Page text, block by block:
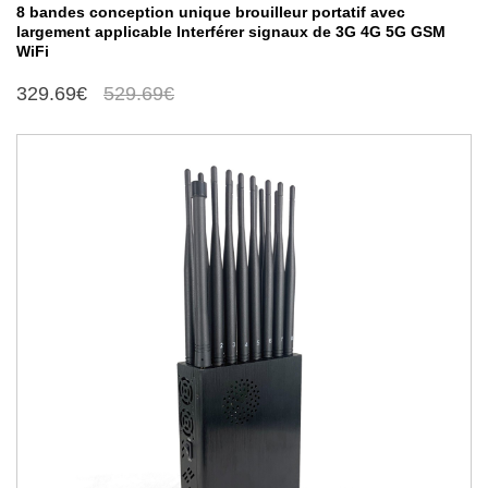
8 bandes conception unique brouilleur portatif avec
largement applicable Interférer signaux de 3G 4G 5G GSM
WiFi
329.69€ 529.69€